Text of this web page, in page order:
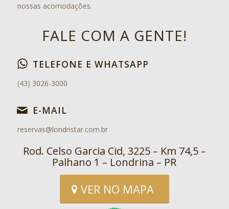
nossas acomodações.
FALE COM A GENTE!
TELEFONE E WHATSAPP
(43) 3026-3000
E-MAIL
reservas@londristar.com.br
Rod. Celso Garcia Cid, 3225 – Km 74,5 –
Palhano 1 – Londrina – PR
VER NO MAPA